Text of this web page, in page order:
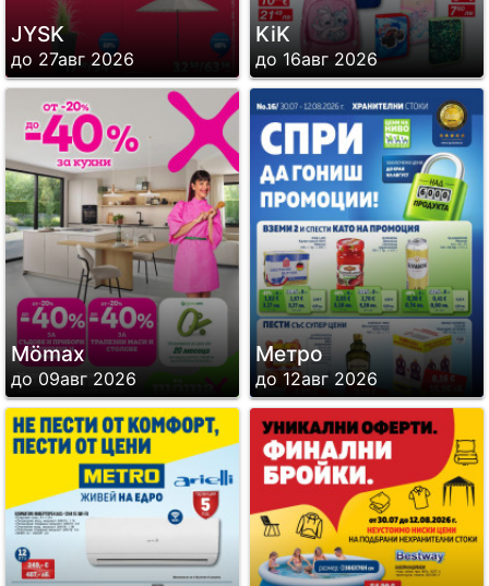
JYSK
до 27авг 2026
KiK
до 16авг 2026
Mömax
до 09авг 2026
Метро
до 12авг 2026